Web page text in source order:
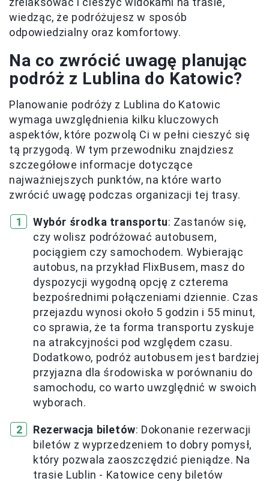
wiedząc, że podróżujesz w sposób
odpowiedzialny oraz komfortowy.
Na co zwrócić uwagę planując
podróż z Lublina do Katowic?
Planowanie podróży z Lublina do Katowic
wymaga uwzględnienia kilku kluczowych
aspektów, które pozwolą Ci w pełni cieszyć się
tą przygodą. W tym przewodniku znajdziesz
szczegółowe informacje dotyczące
najważniejszych punktów, na które warto
zwrócić uwagę podczas organizacji tej trasy.
Wybór środka transportu: Zastanów się,
czy wolisz podróżować autobusem,
pociągiem czy samochodem. Wybierając
autobus, na przykład FlixBusem, masz do
dyspozycji wygodną opcję z czterema
bezpośrednimi połączeniami dziennie. Czas
przejazdu wynosi około 5 godzin i 55 minut,
co sprawia, że ta forma transportu zyskuje
na atrakcyjności pod względem czasu.
Dodatkowo, podróż autobusem jest bardziej
przyjazna dla środowiska w porównaniu do
samochodu, co warto uwzględnić w swoich
wyborach.
Rezerwacja biletów: Dokonanie rezerwacji
biletów z wyprzedzeniem to dobry pomysł,
który pozwala zaoszczędzić pieniądze. Na
trasie Lublin - Katowice ceny biletów